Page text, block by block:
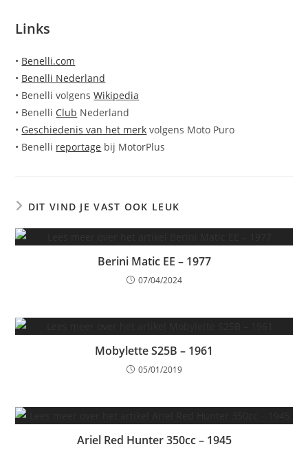
Links
• Benelli.com
• Benelli Nederland
• Benelli volgensWikipedia
• Benelli Club Nederland
• Geschiedenis van het merk volgens Moto Puro
• Benelli reportage bij MotorPlus
DIT VIND JE VAST OOK LEUK
Berini Matic EE – 1977
07/04/2024
Mobylette S25B – 1961
05/01/2019
Ariel Red Hunter 350cc – 1945